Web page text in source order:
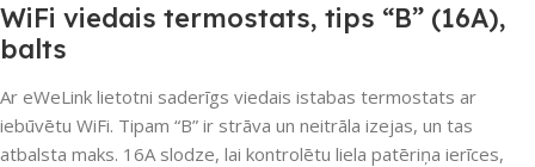
WiFi viedais termostats, tips “B” (16A),
balts
Ar eWeLink lietotni saderīgs viedais istabas termostats ar
iebūvētu WiFi. Tipam “B” ir strāva un neitrāla izejas, un tas
atbalsta maks. 16A slodze, lai kontrolētu liela patēriņa ierīces,